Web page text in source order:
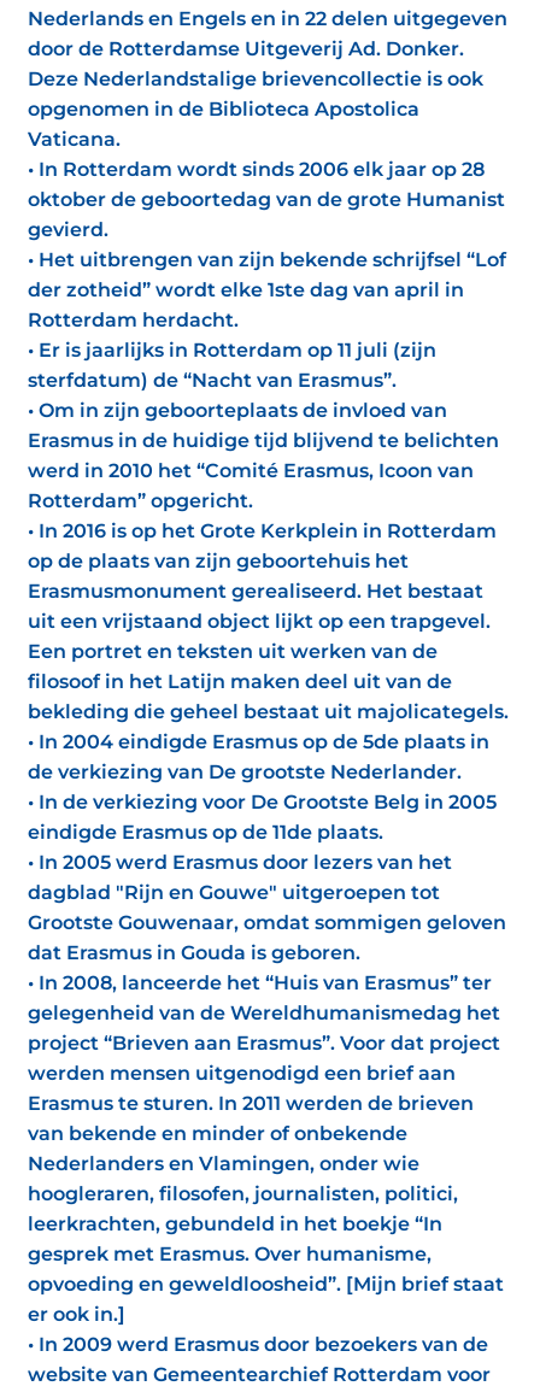
Nederlands en Engels en in 22 delen uitgegeven
door de Rotterdamse Uitgeverij Ad. Donker.
Deze Nederlandstalige brievencollectie is ook
opgenomen in de Biblioteca Apostolica
Vaticana.
• In Rotterdam wordt sinds 2006 elk jaar op 28
oktober de geboortedag van de grote Humanist
gevierd.
• Het uitbrengen van zijn bekende schrijfsel “Lof
der zotheid” wordt elke 1ste dag van april in
Rotterdam herdacht.
• Er is jaarlijks in Rotterdam op 11 juli (zijn
sterfdatum) de “Nacht van Erasmus”.
• Om in zijn geboorteplaats de invloed van
Erasmus in de huidige tijd blijvend te belichten
werd in 2010 het “Comité Erasmus, Icoon van
Rotterdam” opgericht.
• In 2016 is op het Grote Kerkplein in Rotterdam
op de plaats van zijn geboortehuis het
Erasmusmonument gerealiseerd. Het bestaat
uit een vrijstaand object lijkt op een trapgevel.
Een portret en teksten uit werken van de
filosoof in het Latijn maken deel uit van de
bekleding die geheel bestaat uit majolicategels.
• In 2004 eindigde Erasmus op de 5de plaats in
de verkiezing van De grootste Nederlander.
• In de verkiezing voor De Grootste Belg in 2005
eindigde Erasmus op de 11de plaats.
• In 2005 werd Erasmus door lezers van het
dagblad "Rijn en Gouwe" uitgeroepen tot
Grootste Gouwenaar, omdat sommigen geloven
dat Erasmus in Gouda is geboren.
• In 2008, lanceerde het “Huis van Erasmus” ter
gelegenheid van de Wereldhumanismedag het
project “Brieven aan Erasmus”. Voor dat project
werden mensen uitgenodigd een brief aan
Erasmus te sturen. In 2011 werden de brieven
van bekende en minder of onbekende
Nederlanders en Vlamingen, onder wie
hoogleraren, filosofen, journalisten, politici,
leerkrachten, gebundeld in het boekje “In
gesprek met Erasmus. Over humanisme,
opvoeding en geweldloosheid”. [Mijn brief staat
er ook in.]
• In 2009 werd Erasmus door bezoekers van de
website van Gemeentearchief Rotterdam voor